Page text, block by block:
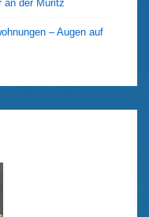
an der Müritz
– Augen auf